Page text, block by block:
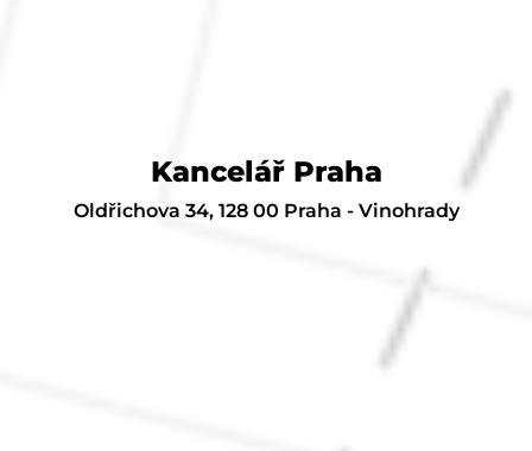
Kancelář Praha
Oldřichova 34, 128 00 Praha - Vinohrady